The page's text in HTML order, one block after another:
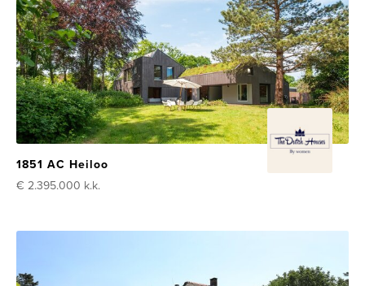
1851 AC Heiloo
€ 2.395.000 k.k.